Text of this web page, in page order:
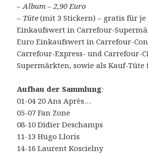
–Album – 2,90 Euro
– Tüte (mit 3 Stickern) – gratis für je
Einkaufswert in Carrefour-
Euro Einkaufswert in Carrefour-
Carrefour-Express- und Carrefour-
Supermärkten, sowie als Kauf-Tüte
Aufbau der Sammlung:
01-04 20 Ans Après…
05-07 Fan Zone
08-10 Didier Deschamps
11-13 Hugo Lloris
14-16 Laurent Koscielny